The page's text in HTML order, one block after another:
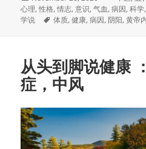
on
心理,性格,情志,意识,气血,病因,科学,
学说
Tags
体质,健康,病因, 阴阳,黄帝
从头到脚说健康
症，中风